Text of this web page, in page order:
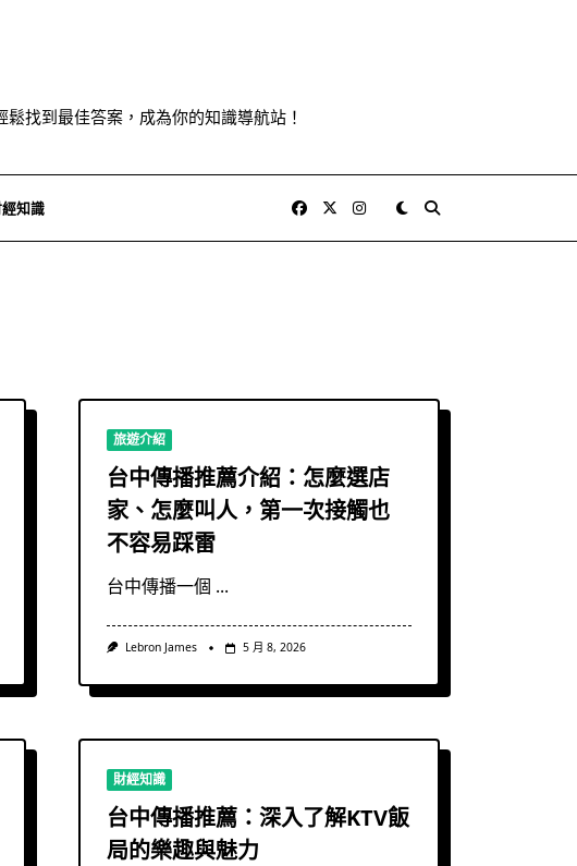
找到最佳答案，成為你的知識導航站！
知識
旅遊介紹
台中傳播推薦介紹：怎麼選店
家、怎麼叫人，第一次接觸也
不容易踩雷
台中傳播一個 ...
Lebron James 5 月 8, 2026
財經知識
台中傳播推薦：深入了解KTV飯
局的樂趣與魅力